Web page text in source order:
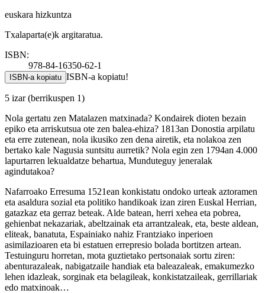
euskara hizkuntza
Txalaparta(e)k argitaratua.
ISBN:
978-84-16350-62-1
ISBN-a kopiatu ISBN-a kopiatu!
5 izar(berrikuspen 1)
Nola gertatu zen Matalazen matxinada? Kondairek dioten bezain
epiko eta arriskutsua ote zen balea-ehiza? 1813an Donostia arpilatu
eta erre zutenean, nola ikusiko zen dena airetik, eta nolakoa zen
bertako kale Nagusia suntsitu aurretik? Nola egin zen 1794an 4.000
lapurtarren lekualdatze behartua, Munduteguy jeneralak
agindutakoa?
Nafarroako Erresuma 1521ean konkistatu ondoko urteak aztoramen
eta asaldura sozial eta politiko handikoak izan ziren Euskal Herrian,
gatazkaz eta gerraz beteak. Alde batean, herri xehea eta pobrea,
gehienbat nekazariak, abeltzainak eta arrantzaleak, eta, beste aldean,
eliteak, banatuta, Espainiako nahiz Frantziako inperioen
asimilazioaren eta bi estatuen errepresio bolada bortitzen artean.
Testuinguru horretan, mota guztietako pertsonaiak sortu ziren:
abenturazaleak, nabigatzaile handiak eta baleazaleak, emakumezko
lehen idazleak, sorginak eta belagileak, konkistatzaileak, gerrillariak
edo matxinoak…